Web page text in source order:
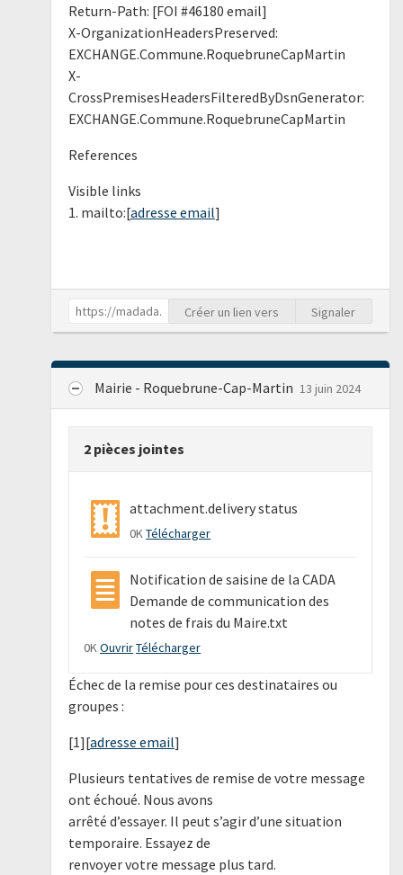
Return-Path: [FOI #46180 email]
X-OrganizationHeadersPreserved:
EXCHANGE.Commune.RoquebruneCapMartin
X-
CrossPremisesHeadersFilteredByDsnGenerator:
EXCHANGE.Commune.RoquebruneCapMartin
References
Visible links
1. mailto:[adresse email]
Créer un lien vers Signaler
Mairie - Roquebrune-Cap-Martin 13 juin 2024
2 pièces jointes
attachment.delivery status
0KTélécharger
Notification de saisine de la CADA
Demande de communication des
notes de frais du Maire.txt
0KOuvrirTélécharger
Échec de la remise pour ces destinataires ou
groupes :
[1][adresse email]
Plusieurs tentatives de remise de votre message
ont échoué. Nous avons
arrêté d’essayer. Il peut s’agir d’une situation
temporaire. Essayez de
renvoyer votre message plus tard.